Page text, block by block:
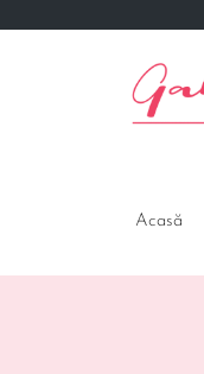
Acasă